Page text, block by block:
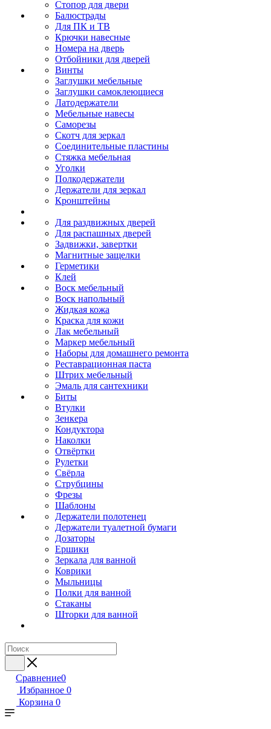
Стопор для двери
Балюстрады
Для ПК и ТВ
Крючки навесные
Номера на дверь
Отбойники для дверей
Винты
Заглушки мебельные
Заглушки самоклеющиеся
Латодержатели
Мебельные навесы
Саморезы
Скотч для зеркал
Соединительные пластины
Стяжка мебельная
Уголки
Полкодержатели
Держатели для зеркал
Кронштейны
Для раздвижных дверей
Для распашных дверей
Задвижки, завертки
Магнитные защелки
Герметики
Клей
Воск мебельный
Воск напольный
Жидкая кожа
Краска для кожи
Лак мебельный
Маркер мебельный
Наборы для домашнего ремонта
Реставрационная паста
Штрих мебельный
Эмаль для сантехники
Биты
Втулки
Зенкера
Кондуктора
Наколки
Отвёртки
Рулетки
Свёрла
Струбцины
Фрезы
Шаблоны
Держатели полотенец
Держатели туалетной бумаги
Дозаторы
Ершики
Зеркала для ванной
Коврики
Мыльницы
Полки для ванной
Стаканы
Шторки для ванной
Сравнение0
Избранное 0
Корзина 0